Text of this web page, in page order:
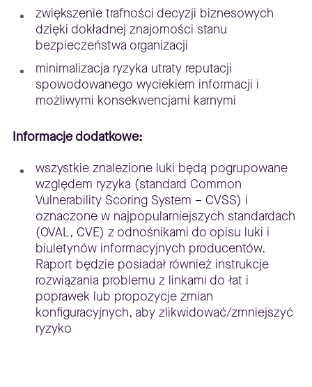
zwiększenie trafności decyzji biznesowych
dzięki dokładnej znajomości stanu
bezpieczeństwa organizacji
minimalizacja ryzyka utraty reputacji
spowodowanego wyciekiem informacji i
możliwymi konsekwencjami karnymi
Informacje dodatkowe:
wszystkie znalezione luki będą pogrupowane
względem ryzyka (standard Common
Vulnerability Scoring System – CVSS) i
oznaczone w najpopularniejszych standardach
(OVAL, CVE) z odnośnikami do opisu luki i
biuletynów informacyjnych producentów.
Raport będzie posiadał również instrukcje
rozwiązania problemu z linkami do łat i
poprawek lub propozycje zmian
konfiguracyjnych, aby zlikwidować/zmniejszyć
ryzyko